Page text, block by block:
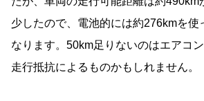
少したので、電池的には約276kmを使
なります。50km足りないのはエアコ
走行抵抗によるものかもしれません。